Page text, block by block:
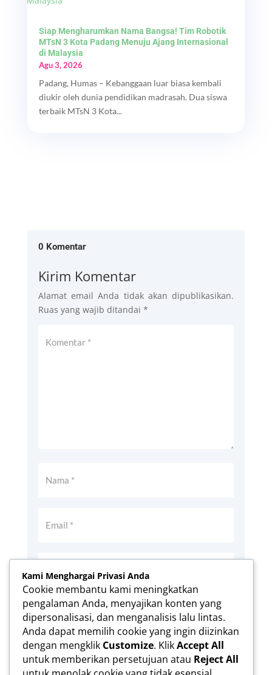
Siap Mengharumkan Nama Bangsa! Tim Robotik
MTsN 3 Kota Padang Menuju Ajang Internasional
di Malaysia
Agu 3, 2026
Padang, Humas – Kebanggaan luar biasa kembali
diukir oleh dunia pendidikan madrasah. Dua siswa
terbaik MTsN 3 Kota...
0 Komentar
Kirim Komentar
Alamat email Anda tidak akan dipublikasikan.
Ruas yang wajib ditandai *
Simpan nama, email, dan situs web saya
pada peramban ini untuk komentar saya
berikutnya.
Kirim Komentar
Kami Menghargai Privasi Anda
Cookie membantu kami meningkatkan
pengalaman Anda, menyajikan konten yang
dipersonalisasi, dan menganalisis lalu lintas.
Anda dapat memilih cookie yang ingin diizinkan
dengan mengklik Customize. KlikAccept All
untuk memberikan persetujuan atau Reject All